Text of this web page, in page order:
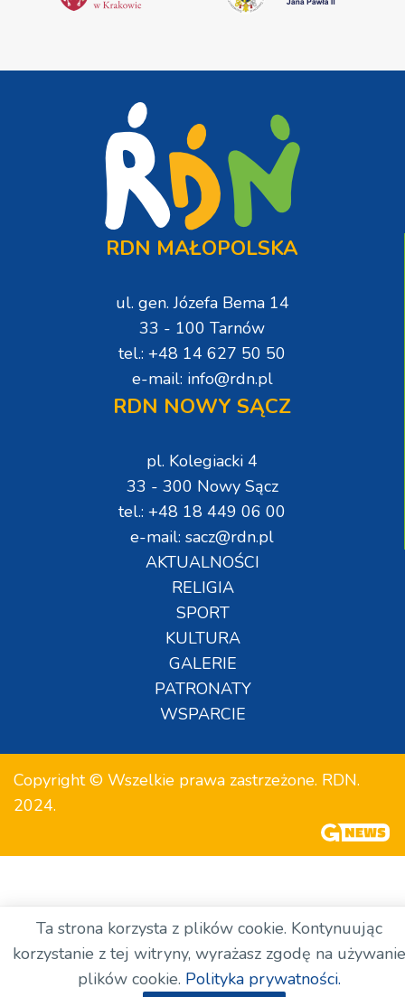
RDN MAŁOPOLSKA
ul. gen. Józefa Bema 14
33 - 100 Tarnów
tel.: +48 14 627 50 50
e-mail: info@rdn.pl
RDN NOWY SĄCZ
pl. Kolegiacki 4
33 - 300 Nowy Sącz
tel.: +48 18 449 06 00
e-mail: sacz@rdn.pl
AKTUALNOŚCI
RELIGIA
SPORT
KULTURA
GALERIE
PATRONATY
WSPARCIE
Copyright © Wszelkie prawa zastrzeżone. RDN.
2024.
Ta strona korzysta z plików cookie. Kontynuując
korzystanie z tej witryny, wyrażasz zgodę na używanie
plików cookie. Polityka prywatności.